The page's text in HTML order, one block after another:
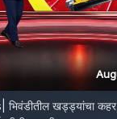
खड्ड्यांचा